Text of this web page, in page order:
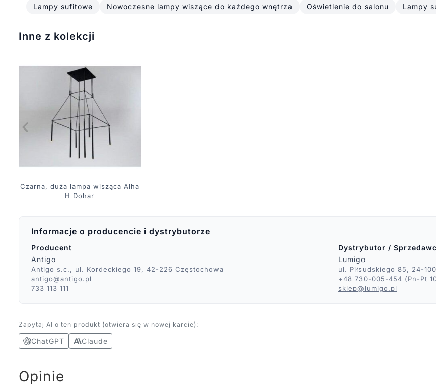
Lampy sufitowe Nowoczesne lampy wiszące do każdego wnętrza Oświetlenie do salonu Lampy
Inne z kolekcji
Czarna, duża lampa wisząca Alha
H Dohar
Informacje o producencie i dystrybutorze
Producent
Antigo
Antigo s.c., ul. Kordeckiego 19, 42-226 Częstochowa
antigo@antigo.pl
733 113 111
Dystrybutor /
Lumigo
ul. Piłsudskiego 85, 24-100
+48 730-005-454 (Pn-Pt
sklep@lumigo.pl
Zapytaj AI o ten produkt (otwiera się w nowej karcie):
ChatGPT Claude
Opinie